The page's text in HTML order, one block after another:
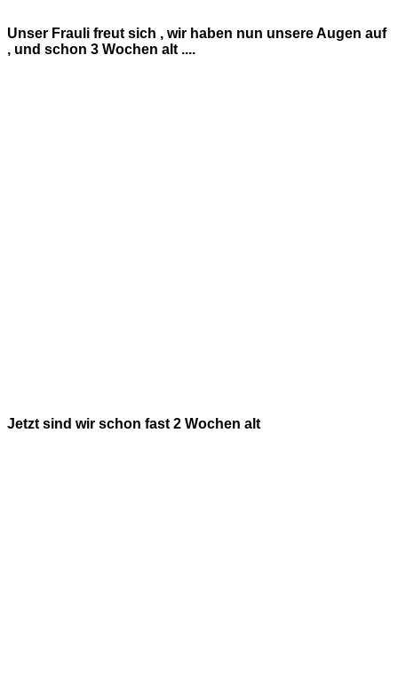
Unser Frauli freut sich , wir haben nun unsere Augen auf
, und schon 3 Wochen alt ....
Jetzt sind wir schon fast 2 Wochen alt